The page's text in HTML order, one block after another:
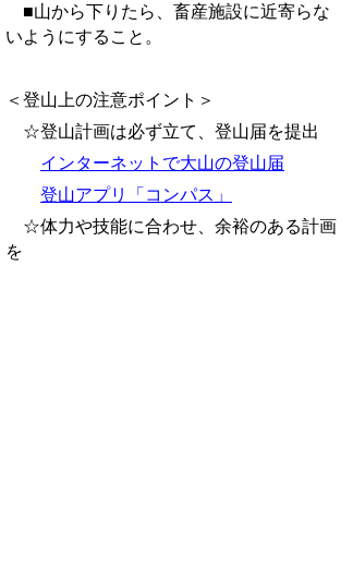
■山から下りたら、畜産施設に近寄らな
いようにすること。
＜登山上の注意ポイント＞
☆登山計画は必ず立て、登山届を提出
インターネットで大山の登山届
登山アプリ「コンパス」
☆体力や技能に合わせ、余裕のある計画
を